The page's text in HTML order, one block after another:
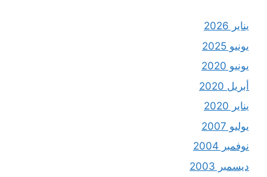
يناير 2026
يونيو 2025
يونيو 2020
أبريل 2020
يناير 2020
يوليو 2007
نوفمبر 2004
ديسمبر 2003